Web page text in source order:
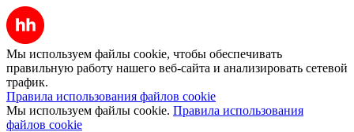
Мы используем файлы cookie, чтобы обеспечивать
правильную работу нашего веб-сайта и анализировать сетевой
трафик.
Правила использования файлов cookie
Мы используем файлы cookie. Правила использования
файлов cookie